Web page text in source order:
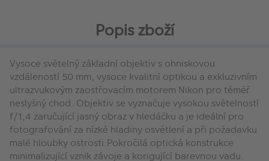
Popis zboží
Vysoce světelný základní objektiv s ohniskovou
vzdáleností 50 mm, vysoce kvalitní optikou a exkluzivním
ultrazvukovým zaostřovacím motorem Nikon pro téměř
neslyšný chod. Objektiv se vyznačuje vysokou světelností
f/1,4 zaručující jasný obraz v hledáčku a je ideální pro
fotografování za nízké hladiny osvětlení a při požadavku
malé hloubky ostrosti.Pokročilá optická konstrukce
minimalizující vznik závoje a korigující barevnou vadu.